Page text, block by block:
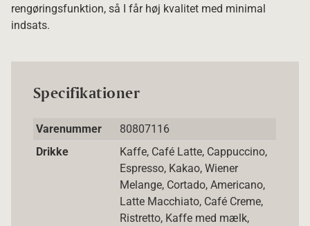
rengøringsfunktion, så I får høj kvalitet med minimal
indsats.
Specifikationer
Varenummer
80807116
Drikke
Kaffe, Café Latte, Cappuccino,
Espresso, Kakao, Wiener
Melange, Cortado, Americano,
Latte Macchiato, Café Creme,
Ristretto, Kaffe med mælk,